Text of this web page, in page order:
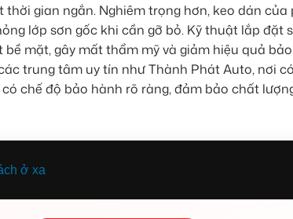
gian ngắn. Nghiêm trọng hơn, keo dán
lớp sơn gốc khi cần gỡ bỏ. Kỹ thuật lắp đặt
mặt, gây mất thẩm mỹ và giảm hiệu quả
trung tâm uy tín như Thành Phát Auto, nơi
chế độ bảo hành rõ ràng, đảm bảo chất